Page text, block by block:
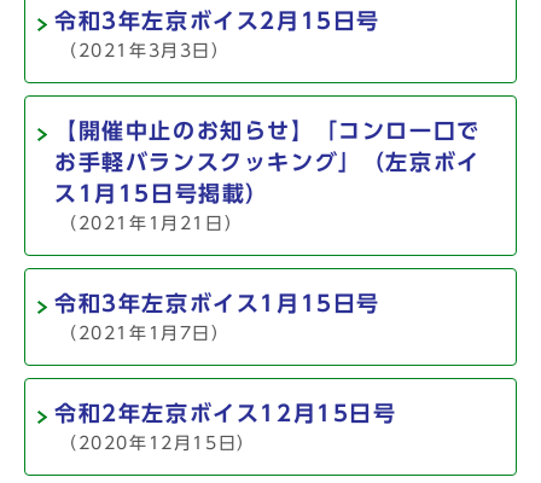
令和3年左京ボイス2月15日号
（2021年3月3日）
【開催中止のお知らせ】「コンロ一口で
お手軽バランスクッキング」（左京ボイ
ス1月15日号掲載）
（2021年1月21日）
令和3年左京ボイス1月15日号
（2021年1月7日）
令和2年左京ボイス12月15日号
（2020年12月15日）